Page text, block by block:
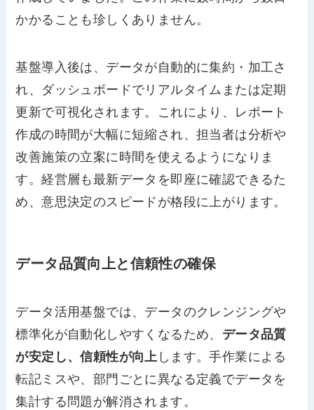
かかることも珍しくありません。
基盤導入後は、データが自動的に集約・加工さ
れ、ダッシュボードでリアルタイムまたは定期
更新で可視化されます。これにより、レポート
作成の時間が大幅に短縮され、担当者は分析や
改善施策の立案に時間を使えるようになりま
す。経営層も最新データを即座に確認できるた
め、意思決定のスピードが格段に上がります。
データ品質向上と信頼性の確保
データ活用基盤では、データのクレンジングや
標準化が自動化しやすくなるため、 データ品質
が安定し、信頼性が向上 します。手作業による
転記ミスや、部門ごとに異なる定義でデータを
集計する問題が解消されます。